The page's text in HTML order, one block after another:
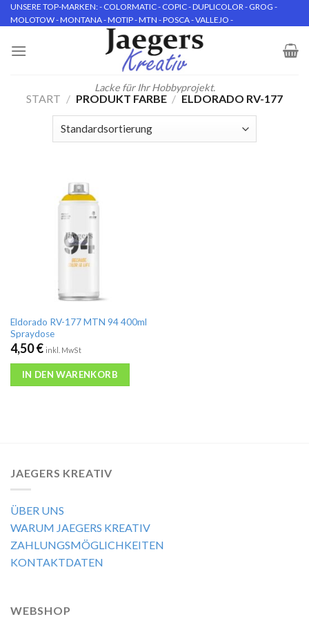
Skip
to
UNSERE TOP-MARKEN: - COLORMATIC - COPIC - DUPLICOLOR - GROG -
MOLOTOW - MONTANA - MOTIP - MTN - POSCA - VALLEJO -
Lacke für Ihr Hobbyprojekt.
START / PRODUKT FARBE / ELDORADO RV-177
Eldorado RV-177 MTN 94 400ml
Spraydose
4,50€ inkl. MwSt
IN DEN WARENKORB
JAEGERS KREATIV
ÜBER UNS
WARUM JAEGERS KREATIV
ZAHLUNGSMÖGLICHKEITEN
KONTAKTDATEN
WEBSHOP